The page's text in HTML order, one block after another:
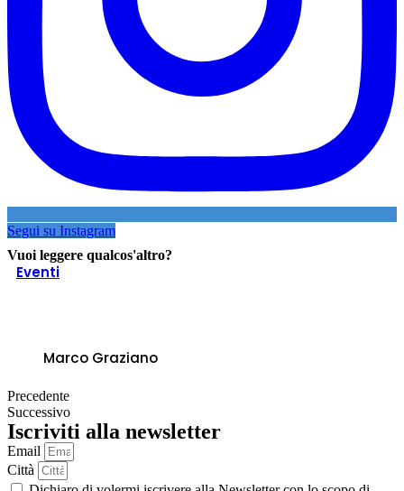
Segui su Instagram
Vuoi leggere qualcos'altro?
Eventi
Marco Graziano
Precedente
Successivo
Iscriviti alla newsletter
Email
Città